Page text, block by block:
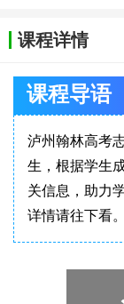
课程详情
课程导语
泸州翰林高考
生，根据学生
关信息，助力
详情请往下看。